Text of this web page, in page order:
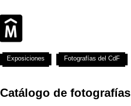
Catálogo de fotografías
Exposiciones Fotografías del CdF